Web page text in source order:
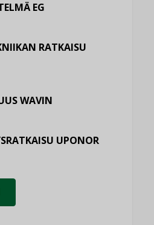
EG
RATKAISU
WAVIN
UPONOR